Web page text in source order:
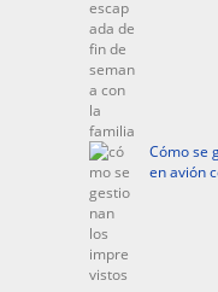
Cómo se
en avión